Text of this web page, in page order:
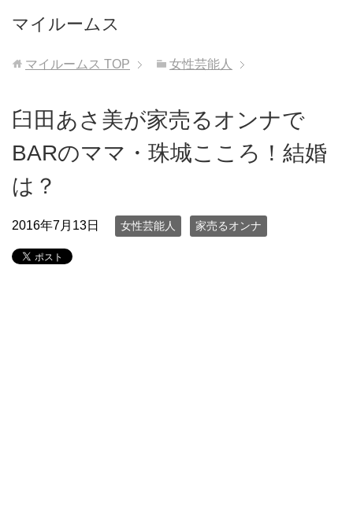
マイルームス
マイルームス TOP 女性芸能人
臼田あさ美が家売るオンナで
BARのママ・珠城こころ！結婚
は？
2016年7月13日 女性芸能人 家売るオンナ